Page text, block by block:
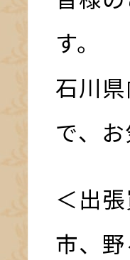
す。
石川
で、
＜出
市、